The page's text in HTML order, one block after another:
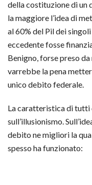
della costituzione di un
la maggiore l’idea di
al 60% del Pil dei
eccedente fosse
Benigno, forse preso
varrebbe la pena
unico debito federale.
La caratteristica di tutti
sull’illusionismo.
debito ne migliori la
spesso ha funzionato: